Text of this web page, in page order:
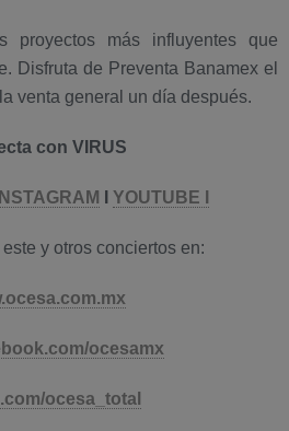
proyectos más influyentes que
Disfruta de Preventa Banamex el
venta general un día después.
con VIRUS
INSTAGRAM YOUTUBE
este y otros conciertos en:
ocesamx
ocesa_total